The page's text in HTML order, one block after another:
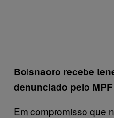
Bolsnaoro recebe
denunciado pelo
Em compromisso que